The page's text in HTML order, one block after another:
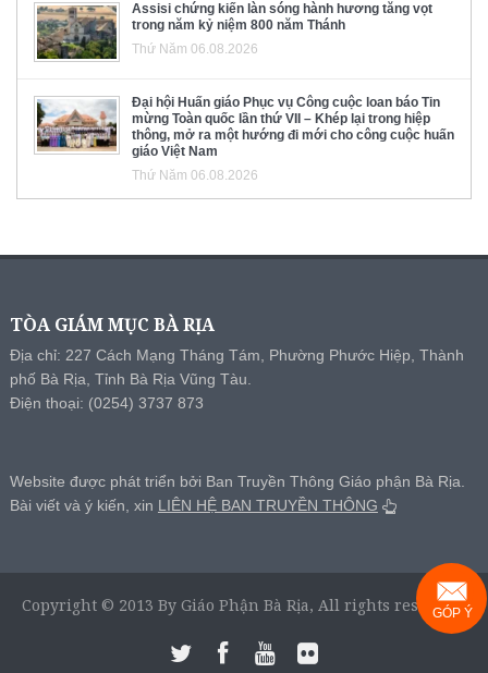
Assisi chứng kiến làn sóng hành hương tăng vọt
trong năm kỷ niệm 800 năm Thánh
Thứ Năm 06.08.2026
Đại hội Huấn giáo Phục vụ Công cuộc loan báo Tin
mừng Toàn quốc lần thứ VII – Khép lại trong hiệp
thông, mở ra một hướng đi mới cho công cuộc huấn
giáo Việt Nam
Thứ Năm 06.08.2026
TÒA GIÁM MỤC BÀ RỊA
Địa chỉ: 227 Cách Mạng Tháng Tám, Phường Phước Hiệp, Thành
phố Bà Rịa, Tỉnh Bà Rịa Vũng Tàu.
Điện thoại: (0254) 3737 873
Website được phát triển bởi Ban Truyền Thông Giáo phận Bà Rịa.
Bài viết và ý kiến, xin LIÊN HỆ BAN TRUYỀN THÔNG
Copyright © 2013 By Giáo Phận Bà Rịa, All rights reserved.
GÓP Ý